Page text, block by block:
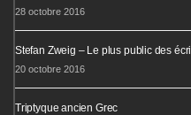
28 octobre 2016
Stefan Zweig – Le plus public des
20 octobre 2016
Triptyque ancien Grec